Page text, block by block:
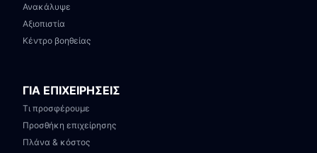
Ανακάλυψε
Αξιοπιστία
Κέντρο βοηθείας
ΓΙΑ ΕΠΙΧΕΙΡΗΣΕΙΣ
Τι προσφέρουμε
Προσθήκη επιχείρησης
Πλάνα & κόστος